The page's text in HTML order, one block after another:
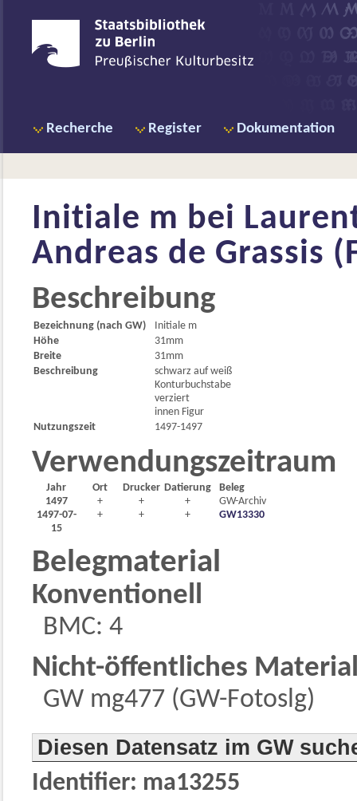
Recherche Register Dokumentation
Initiale m bei
Andreas de Grassis
Beschreibung
Bezeichnung (nach GW)
Initiale m
Höhe
31mm
Breite
31mm
Beschreibung
schwarz auf weiß
Konturbuchstabe
verziert
innen Figur
Nutzungszeit
1497-1497
Verwendungszeitraum
Jahr Ort Drucker Datierung
Beleg
1497
+ + +
GW-Archiv
1497-07-
15
+ + + GW13330
Belegmaterial
Konventionell
BMC: 4
Nicht-öffentliches
GW mg477 (GW-Fotoslg)
Diesen Datensatz im GW
Identifier: ma13255